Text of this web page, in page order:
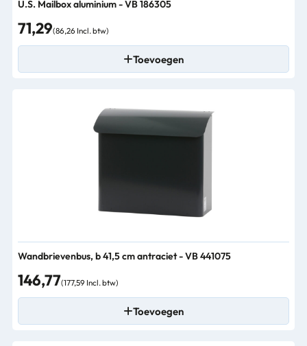
U.S. Mailbox aluminium - VB 186305
71,29(86,26 Incl. btw)
Toevoegen
Wandbrievenbus, b 41,5 cm antraciet - VB 441075
146,77(177,59 Incl. btw)
Toevoegen